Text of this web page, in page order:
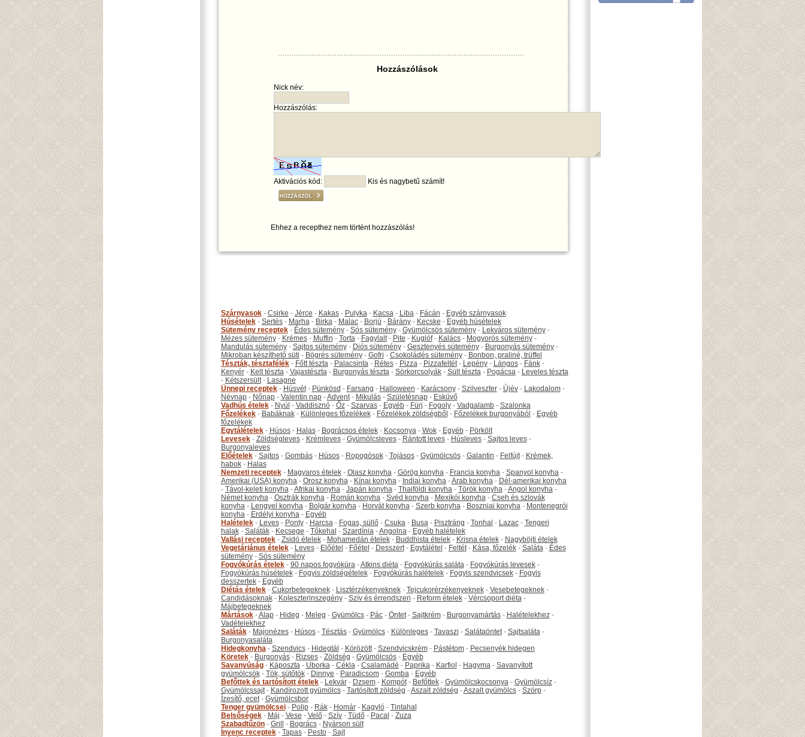
Hozzászólások
Nick név:
Hozzászólás:
Aktivációs kód: Kis és nagybetű számít!
Ehhez a recepthez nem történt hozzászólás!
Szárnyasok- Csirke - Jérce - Kakas- Pulyka- Kacsa- Liba- Fácán - Egyéb szárnyasok
Húsételek- Sertés- Marha- Birka- Malac- Borjú - Bárány- Kecske - Egyéb húsételek
Sütemény receptek- Édes sütemény- Sós sütemény- Gyümölcsös sütemény- Lekváros sütemény-
Mézes sütemény- Krémes- Muffin - Torta- Fagylalt- Pite - Kuglóf- Kalács- Mogyorós sütemény-
Mandulás sütemény- Sajtos sütemény- Diós sütemény- Gesztenyés sütemény- Burgonyás sütemény-
Mikroban készíthető süti - Bögrés sütemény- Gofri - Csokoládés sütemény- Bonbon, praliné, trüffel
Tészták, tésztafélék- Főtt tészta- Palacsinta- Rétes- Pizza- Pizzafeltét- Lepény- Lángos- Fánk-
Kenyér- Kelt tészta- Vajastészta- Burgonyás tészta- Sörkorcsolyák- Sült tészta- Pogácsa- Leveles tészta
- Kétszersült- Lasagne
Ünnepi receptek- Húsvét- Pünkösd - Farsang - Halloween - Karácsony- Szilveszter- Újév- Lakodalom-
Névnap- Nőnap- Valentin nap-Advent- Mikulás- Születésnap- Esküvő
Vadhús ételek- Nyúl - Vaddisznó- Őz- Szarvas- Egyéb- Fürj - Fogoly- Vadgalamb- Szalonka
Főzelékek- Babáknak- Különleges főzelékek- Főzelékek zöldségből - Főzelékek burgonyából - Egyéb
főzelékek
Egytálételek- Húsos- Halas- Bográcsos ételek- Kocsonya- Wok- Egyéb- Pörkölt
Levesek- Zöldségleves- Krémleves- Gyümölcsleves- Rántott leves- Húsleves- Sajtos leves-
Burgonyaleves
Előételek- Sajtos- Gombás- Húsos- Ropogósok- Tojásos- Gyümölcsös- Galantin - Felfújt- Krémek,
habok- Halas
Nemzeti receptek- Magyaros ételek- Olasz konyha- Görög konyha- Francia konyha- Spanyol konyha-
Amerikai (USA) konyha- Orosz konyha- Kínai konyha- Indiai konyha-Arab konyha- Dél-amerikai konyha
- Távol-keleti konyha-Afrikai konyha- Japán konyha- Thaiföldi konyha- Török konyha-Angol konyha-
Német konyha- Osztrák konyha- Román konyha- Svéd konyha- Mexikói konyha- Cseh és szlovák
konyha- Lengyel konyha- Bolgár konyha- Horvát konyha- Szerb konyha- Boszniai konyha- Montenegrói
konyha- Erdélyi konyha- Egyéb
Halételek- Leves- Ponty- Harcsa- Fogas, süllő- Csuka- Busa- Pisztráng - Tonhal - Lazac- Tengeri
halak- Saláták- Kecsege - Tőkehal - Szardínia-Angolna- Egyéb halételek
Vallási receptek- Zsidó ételek- Mohamedán ételek- Buddhista ételek- Krisna ételek- Nagyböjti ételek
Vegetáriánus ételek- Leves- Előétel - Főétel - Desszert- Egytálétel - Feltét- Kása, főzelék- Saláta- Édes
sütemény- Sós sütemény
Fogyókúrás ételek- 90 napos fogyókúra-Atkins diéta- Fogyókúrás saláta- Fogyókúrás levesek-
Fogyókúrás húsételek- Fogyis zöldségételek- Fogyókúrás halételek- Fogyis szendvicsek- Fogyis
desszertek- Egyéb
Diétás ételek- Cukorbetegeknek- Lisztérzékenyeknek- Tejcukorérzékenyeknek- Vesebetegeknek-
Candidásoknak- Koleszterinszegény- Szív és érrendszeri - Reform ételek- Vércsoport diéta-
Májbetegeknek
Mártások-Alap- Hideg - Meleg - Gyümölcs- Pác- Öntet- Sajtkrém- Burgonyamártás- Halételekhez-
Vadételekhez
Saláták- Majonézes- Húsos- Tésztás- Gyümölcs- Különleges- Tavaszi - Salátaöntet- Sajtsaláta-
Burgonyasaláta
Hidegkonyha- Szendvics- Hidegtál - Körözött- Szendvicskrém- Pástétom- Pecsenyék hidegen
Köretek- Burgonyás- Rizses- Zöldség - Gyümölcsös- Egyéb
Savanyúság- Káposzta- Uborka- Cékla- Csalamádé - Paprika- Karfiol - Hagyma- Savanyított
gyümölcsök- Tök, sütőtök- Dinnye - Paradicsom- Gomba- Egyéb
Befőttek és tartósított ételek- Lekvár- Dzsem- Kompót- Befőttek- Gyümölcskocsonya- Gyümölcsíz-
Gyümölcssajt- Kandírozott gyümölcs- Tartósított zöldség -Aszalt zöldség -Aszalt gyümölcs- Szörp-
Ízesítő, ecet- Gyümölcsbor
Tenger gyümölcsei- Polip- Rák- Homár- Kagyló- Tintahal
Belsőségek- Máj - Vese - Velő- Szív- Tüdő- Pacal - Zuza
Szabadtűzön- Grill - Bogrács- Nyárson sült
Ínyenc receptek- Tapas- Pesto- Sajt